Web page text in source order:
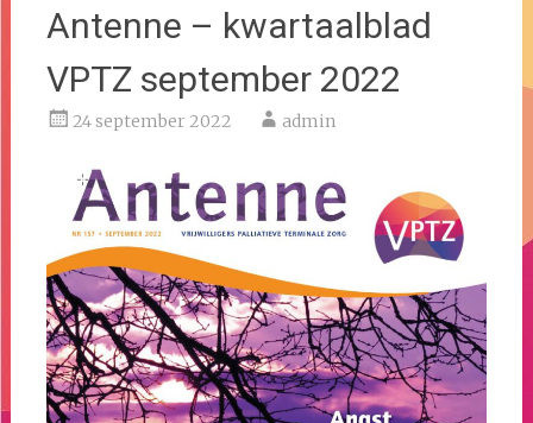
Antenne – kwartaalblad
VPTZ september 2022
24 september 2022 admin